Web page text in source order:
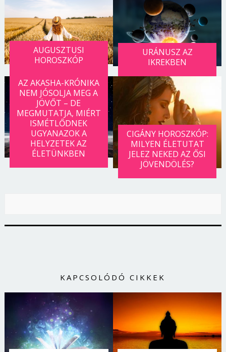
AUGUSZTUSI
HOROSZKÓP
URÁNUSZ AZ
IKREKBEN
AZ AKASHA-KRÓNIKA
NEM JÓSOLJA MEG A
JÖVŐT – DE
MEGMUTATJA, MIÉRT
ISMÉTLŐDNEK
UGYANAZOK A
HELYZETEK AZ
ÉLETÜNKBEN
CIGÁNY HOROSZKÓP:
MILYEN ÉLETUTAT
JELEZ NEKED AZ ŐSI
JÖVENDÖLÉS?
KAPCSOLÓDÓ CIKKEK
Jelszó
Mégse Bejelentkezés